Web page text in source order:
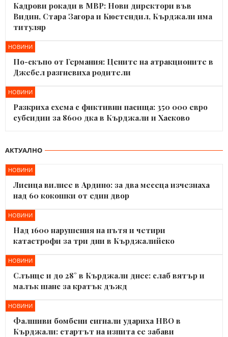
Кадрови рокади в МВР: Нови директори във
Видин, Стара Загора и Кюстендил, Кърджали има
титуляр
НОВИНИ
По-скъпо от Германия: Цените на атракционите в
Джебел разгневиха родители
НОВИНИ
Разкриха схема с фиктивни пасища: 350 000 евро
субсидии за 8600 дка в Кърджали и Хасково
АКТУАЛНО
НОВИНИ
Лисица вилнее в Ардино: за два месеца изчезнаха
над 60 кокошки от един двор
НОВИНИ
Над 1600 нарушения на пътя и четири
катастрофи за три дни в Кърджалийско
НОВИНИ
Слънце и до 28° в Кърджали днес: слаб вятър и
малък шанс за кратък дъжд
НОВИНИ
Фалшиви бомбени сигнали удариха НВО в
Кърджали: стартът на изпита се забави